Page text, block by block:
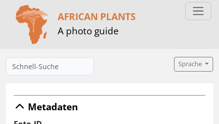
AFRICAN PLANTS
A photo guide
Sprache
Metadaten